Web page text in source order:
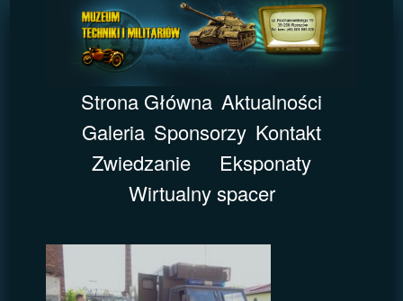
Strona Główna Aktualności
Galeria Sponsorzy Kontakt
Zwiedzanie
Eksponaty
Wirtualny spacer